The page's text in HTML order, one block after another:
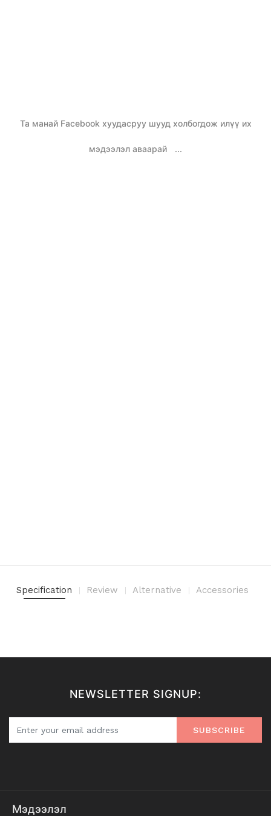
Та манай Facebook хуудасруу шууд холбогдож илүү их
мэдээлэл аваарай ...
Specification Review Alternative Accessories
NEWSLETTER SIGNUP:
SUBSCRIBE
Мэдээлэл